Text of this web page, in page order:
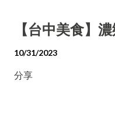
【台中美食】
10/31/2023
分享